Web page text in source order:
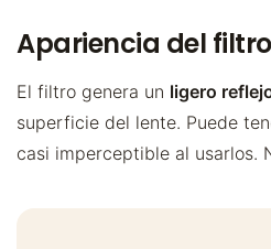
Apariencia del filtro
El filtro genera un ligero
superficie del lente. Puede
casi imperceptible al usarlos.